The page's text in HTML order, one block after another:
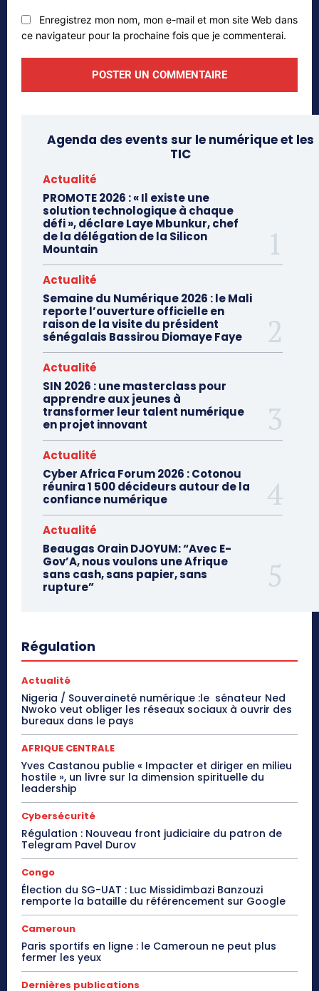
Enregistrez mon nom, mon e-mail et mon site Web dans
ce navigateur pour la prochaine fois que je commenterai.
Agenda des events sur le numérique et les
TIC
Actualité
PROMOTE 2026 : « Il existe une
solution technologique à chaque
défi », déclare Laye Mbunkur, chef
de la délégation de la Silicon
Mountain
Actualité
Semaine du Numérique 2026 : le Mali
reporte l’ouverture officielle en
raison de la visite du président
sénégalais Bassirou Diomaye Faye
Actualité
SIN 2026 : une masterclass pour
apprendre aux jeunes à
transformer leur talent numérique
en projet innovant
Actualité
Cyber Africa Forum 2026 : Cotonou
réunira 1 500 décideurs autour de la
confiance numérique
Actualité
Beaugas Orain DJOYUM: “Avec E-
Gov’A, nous voulons une Afrique
sans cash, sans papier, sans
rupture”
Régulation
Actualité
Nigeria / Souveraineté numérique :le sénateur Ned
Nwoko veut obliger les réseaux sociaux à ouvrir des
bureaux dans le pays
AFRIQUE CENTRALE
Yves Castanou publie « Impacter et diriger en milieu
hostile », un livre sur la dimension spirituelle du
leadership
Cybersécurité
Régulation : Nouveau front judiciaire du patron de
Telegram Pavel Durov
Congo
Élection du SG-UAT : Luc Missidimbazi Banzouzi
remporte la bataille du référencement sur Google
Cameroun
Paris sportifs en ligne : le Cameroun ne peut plus
fermer les yeux
Dernières publications